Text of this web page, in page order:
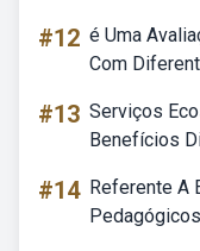
#12 é Uma
Com
#13 Serviços
Benefícios
#14 Referente A